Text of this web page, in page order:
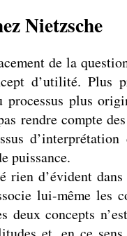
Nietzsche
de la
d’utilité. Plus
plus
rendre compte
puissance.
d’évident
lui-même les
deux concepts